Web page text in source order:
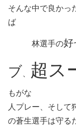
そんな中で良かっ
林選手の好
ブ 超ス
もがな
人プレー、そして
の蒼生選手は守る